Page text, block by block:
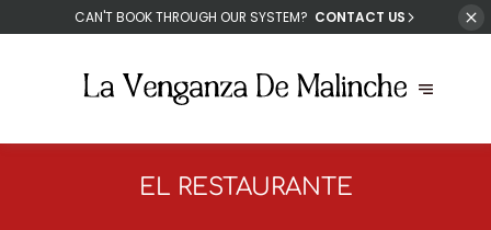
CAN'TBOOK THROUGH OUR SYSTEM? CONTACT US
EL RESTAURANTE